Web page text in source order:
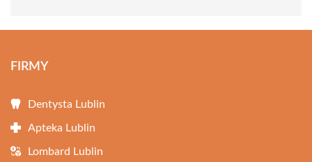
FIRMY
Dentysta Lublin
Apteka Lublin
Lombard Lublin